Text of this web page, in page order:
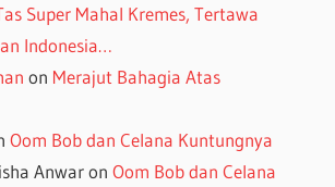
Super Mahal Kremes, Tertawa
Indonesia…
on Merajut Bahagia Atas
Oom Bob dan Celana Kuntungnya
AnwaronOom Bob dan Celana